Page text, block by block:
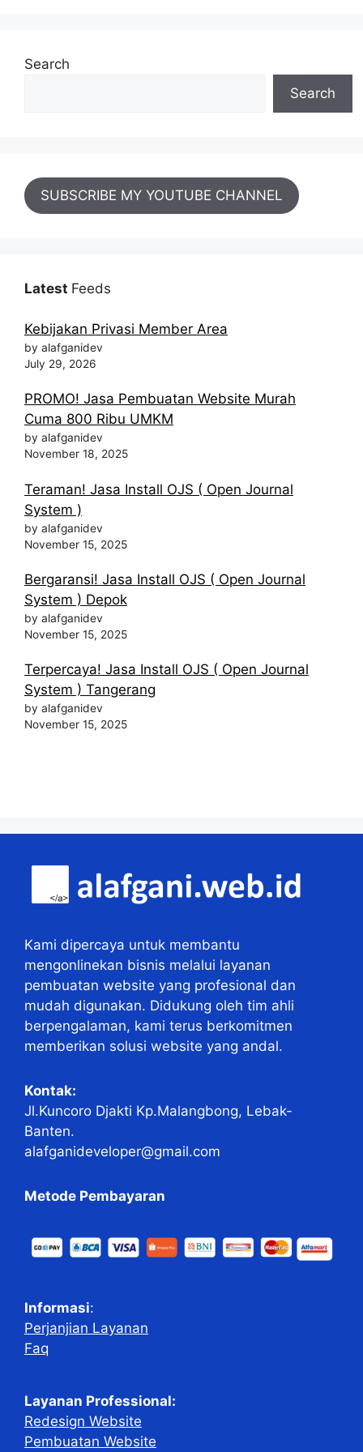
Search
Search
SUBSCRIBE MY YOUTUBE CHANNEL
Latest Feeds
Kebijakan Privasi Member Area
by alafganidev
July 29, 2026
PROMO! Jasa Pembuatan Website Murah
Cuma 800 Ribu UMKM
by alafganidev
November 18, 2025
Teraman! Jasa Install OJS ( Open Journal
System )
by alafganidev
November 15, 2025
Bergaransi! Jasa Install OJS ( Open Journal
System ) Depok
by alafganidev
November 15, 2025
Terpercaya! Jasa Install OJS ( Open Journal
System ) Tangerang
by alafganidev
November 15, 2025
Kami dipercaya untuk membantu
mengonlinekan bisnis melalui layanan
pembuatan website yang profesional dan
mudah digunakan. Didukung oleh tim ahli
berpengalaman, kami terus berkomitmen
memberikan solusi website yang andal.
Kontak:
Jl.Kuncoro Djakti Kp.Malangbong, Lebak-
Banten.
alafganideveloper@gmail.com
Metode Pembayaran
Informasi:
Perjanjian Layanan
Faq
Layanan Professional:
Redesign Website
Pembuatan Website